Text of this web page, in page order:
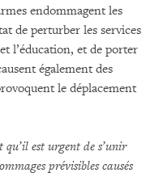
endommagent les
de perturber les services
l’éducation, et de porter
également des
le déplacement
est urgent de s’unir
prévisibles causés